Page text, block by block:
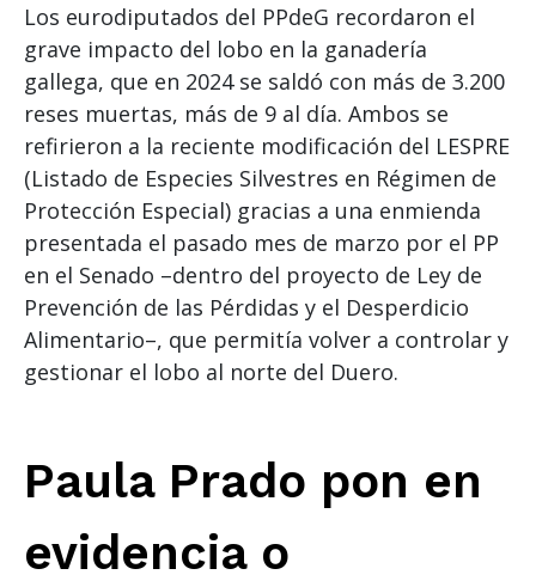
Los eurodiputados del PPdeG recordaron el
grave impacto del lobo en la ganadería
gallega, que en 2024 se saldó con más de 3.200
reses muertas, más de 9 al día. Ambos se
refirieron a la reciente modificación del LESPRE
(Listado de Especies Silvestres en Régimen de
Protección Especial) gracias a una enmienda
presentada el pasado mes de marzo por el PP
en el Senado –dentro del proyecto de Ley de
Prevención de las Pérdidas y el Desperdicio
Alimentario–, que permitía volver a controlar y
gestionar el lobo al norte del Duero.
Paula Prado pon en
evidencia o